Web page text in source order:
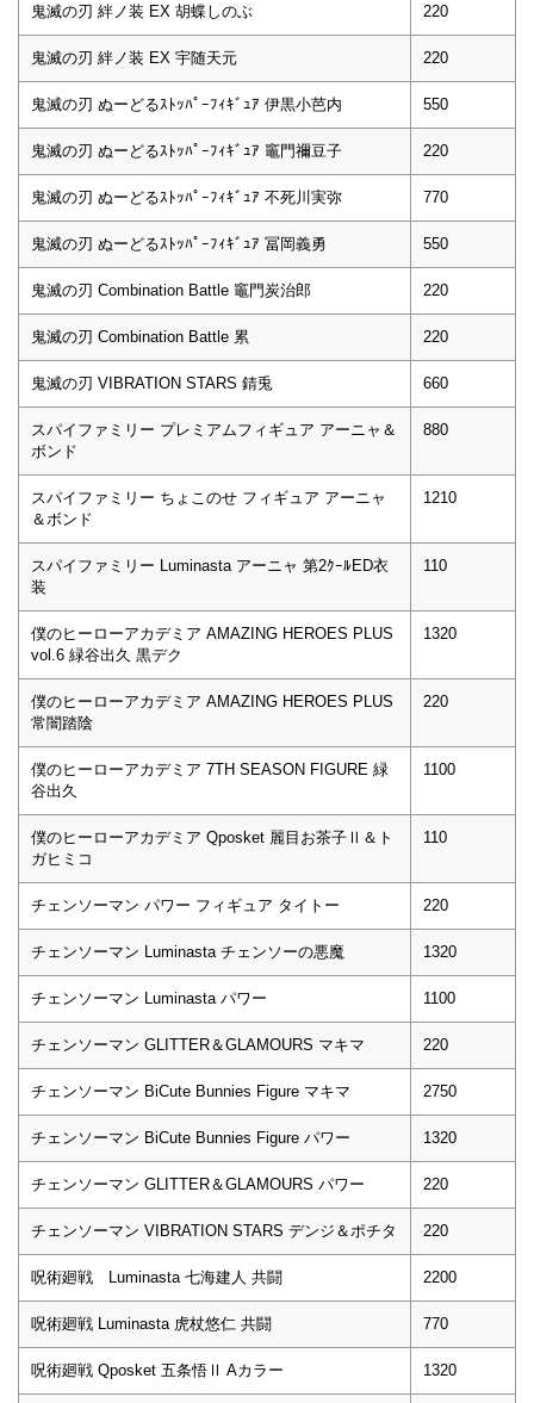
鬼滅の刃 絆ノ装 EX 胡蝶しのぶ 220
鬼滅の刃 絆ノ装 EX 宇随天元 220
鬼滅の刃 ぬーどるｽﾄｯﾊﾟｰﾌｨｷﾞｭｱ 伊黒小芭内 550
鬼滅の刃 ぬーどるｽﾄｯﾊﾟｰﾌｨｷﾞｭｱ 竈門禰豆子 220
鬼滅の刃 ぬーどるｽﾄｯﾊﾟｰﾌｨｷﾞｭｱ 不死川実弥 770
鬼滅の刃 ぬーどるｽﾄｯﾊﾟｰﾌｨｷﾞｭｱ 冨岡義勇 550
鬼滅の刃 Combination Battle 竈門炭治郎 220
鬼滅の刃 Combination Battle 累 220
鬼滅の刃 VIBRATION STARS 錆兎 660
スパイファミリー プレミアムフィギュア アーニャ＆
ボンド
880
スパイファミリー ちょこのせ フィギュア アーニャ
＆ボンド
1210
スパイファミリー Luminasta アーニャ 第2ｸｰﾙED衣
装
110
僕のヒーローアカデミア AMAZING HEROES PLUS
vol.6 緑谷出久 黒デク
1320
僕のヒーローアカデミア AMAZING HEROES PLUS
常闇踏陰
220
僕のヒーローアカデミア 7TH SEASON FIGURE 緑
谷出久
1100
僕のヒーローアカデミア Qposket 麗目お茶子Ⅱ＆ト
ガヒミコ
110
チェンソーマン パワー フィギュア タイトー 220
チェンソーマン Luminasta チェンソーの悪魔 1320
チェンソーマン Luminasta パワー 1100
チェンソーマン GLITTER＆GLAMOURS マキマ 220
チェンソーマン BiCute Bunnies Figure マキマ 2750
チェンソーマン BiCute Bunnies Figure パワー 1320
チェンソーマン GLITTER＆GLAMOURS パワー 220
チェンソーマン VIBRATION STARS デンジ＆ポチタ 220
呪術廻戦 Luminasta 七海建人 共闘 2200
呪術廻戦 Luminasta 虎杖悠仁 共闘 770
呪術廻戦 Qposket 五条悟Ⅱ Aカラー 1320